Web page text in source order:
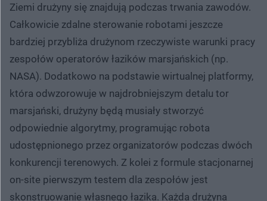
Ziemi drużyny się znajdują podczas trwania zawodów.
Całkowicie zdalne sterowanie robotami jeszcze
bardziej przybliża drużynom rzeczywiste warunki pracy
zespołów operatorów łazików marsjańskich (np.
NASA). Dodatkowo na podstawie wirtualnej platformy,
która odwzorowuje w najdrobniejszym detalu tor
marsjański, drużyny będą musiały stworzyć
odpowiednie algorytmy, programując robota
udostępnionego przez organizatorów podczas dwóch
konkurencji terenowych. Z kolei z formule stacjonarnej
on-site pierwszym testem dla zespołów jest
skonstruowanie własnego łazika. Każda drużyna